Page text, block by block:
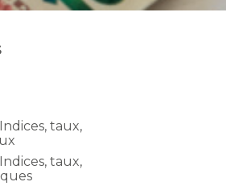
taux,
taux,